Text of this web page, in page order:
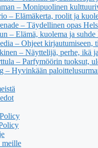
– Monipuolinen
– Elämäkerta, roolit ja
– Täydellinen opas
– Elämä, kuolema ja
– Ohjeet kirjautumiseen,
– Näyttelijä, perhe, ikä
– Parfymöörin tuoksut,
– Hyvinkään
meille